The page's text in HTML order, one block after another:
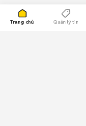
Trang chủ Quản lý tin